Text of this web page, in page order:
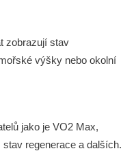
zobrazují stav
výšky nebo okolní
jako je VO2 Max,
regenerace a dalších.